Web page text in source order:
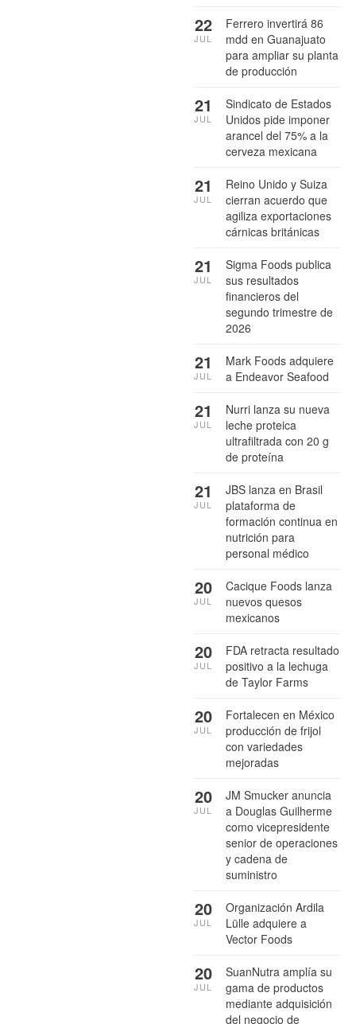
Ferrero invertirá 86
mdd en Guanajuato
para ampliar su planta
de producción
22
JUL
Sindicato de Estados
Unidos pide imponer
arancel del 75% a la
cerveza mexicana
21
JUL
Reino Unido y Suiza
cierran acuerdo que
agiliza exportaciones
cárnicas británicas
21
JUL
Sigma Foods publica
sus resultados
financieros del
segundo trimestre de
2026
21
JUL
Mark Foods adquiere
a Endeavor Seafood
21
JUL
Nurri lanza su nueva
leche proteica
ultrafiltrada con 20 g
de proteína
21
JUL
JBS lanza en Brasil
plataforma de
formación continua en
nutrición para
personal médico
21
JUL
Cacique Foods lanza
nuevos quesos
mexicanos
20
JUL
FDA retracta resultado
positivo a la lechuga
de Taylor Farms
20
JUL
Fortalecen en México
producción de frijol
con variedades
mejoradas
20
JUL
JM Smucker anuncia
a Douglas Guilherme
como vicepresidente
senior de operaciones
y cadena de
suministro
20
JUL
Organización Ardila
Lülle adquiere a
Vector Foods
20
JUL
SuanNutra amplía su
gama de productos
mediante adquisición
del negocio de
20
JUL